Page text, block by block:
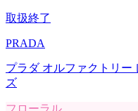
取扱終了
PRADA
プラダ オルファクトリー
ズ
フローラル